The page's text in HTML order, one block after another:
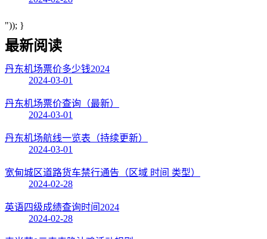
")); }
最新阅读
丹东机场票价多少钱2024
2024-03-01
丹东机场票价查询（最新）
2024-03-01
丹东机场航线一览表（持续更新）
2024-03-01
宽甸城区道路货车禁行通告（区域 时间 类型）
2024-02-28
英语四级成绩查询时间2024
2024-02-28